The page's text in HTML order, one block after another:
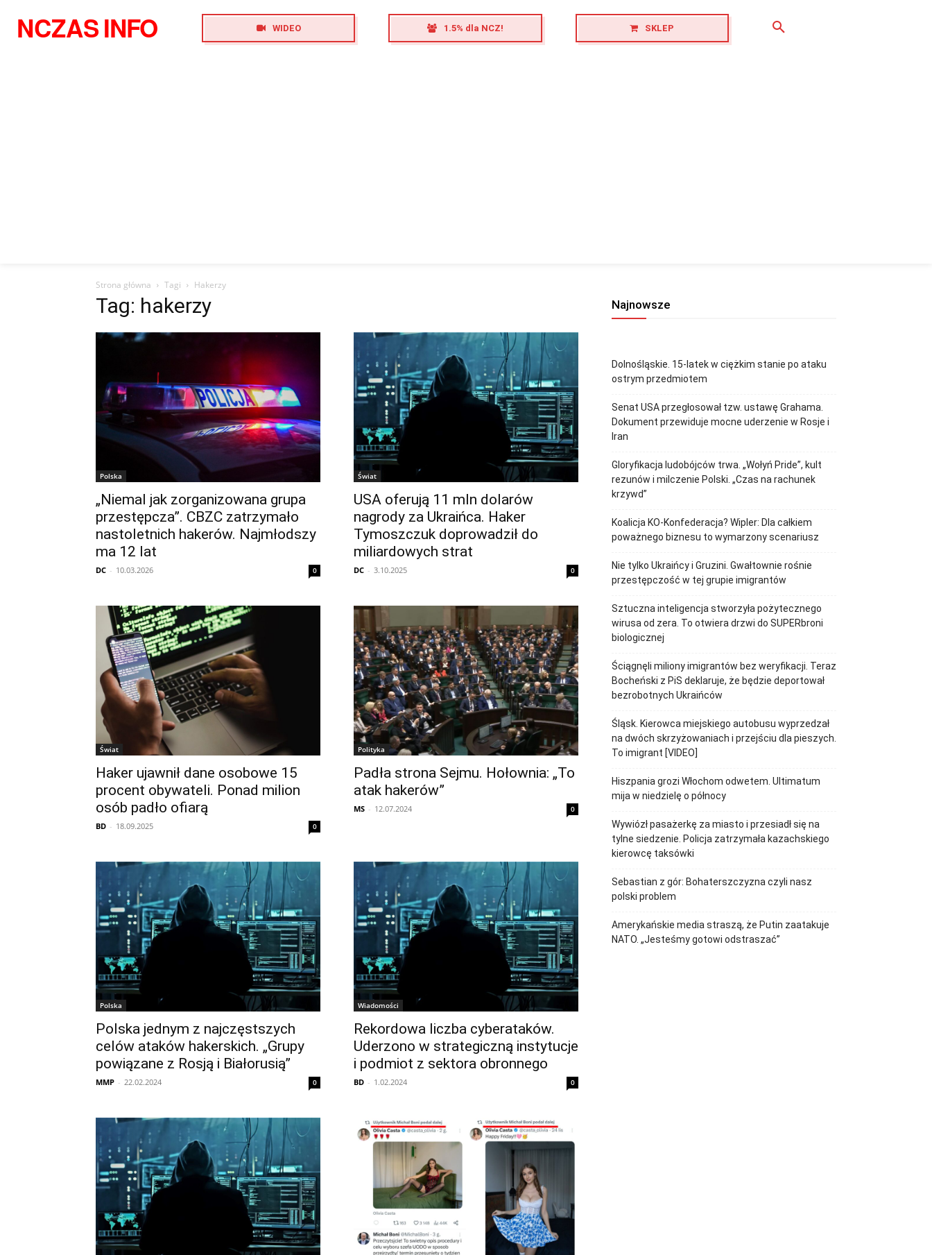
NCZASINFO WIDEO 1.5% dla NCZ! SKLEP
Strona główna Tagi Hakerzy
Tag: hakerzy
Polska
„Niemal jak zorganizowana grupa
przestępcza”. CBZC zatrzymało
nastoletnich hakerów. Najmłodszy
ma 12 lat
DC - 10.03.2026 0
Świat
USA oferują 11 mln dolarów
nagrody za Ukraińca. Haker
Tymoszczuk doprowadził do
miliardowych strat
DC - 3.10.2025 0
Świat
Haker ujawnił dane osobowe 15
procent obywateli. Ponad milion
osób padło ofiarą
BD - 18.09.2025 0
Polityka
Padła strona Sejmu. Hołownia: „To
atak hakerów”
MS - 12.07.2024 0
Polska
Polska jednym z najczęstszych
celów ataków hakerskich. „Grupy
powiązane z Rosją i Białorusią”
MMP - 22.02.2024 0
Wiadomości
Rekordowa liczba cyberataków.
Uderzono w strategiczną instytucje
i podmiot z sektora obronnego
BD - 1.02.2024 0
Najnowsze
Dolnośląskie. 15-latek w ciężkim stanie po ataku
ostrym przedmiotem
Senat USA przegłosował tzw. ustawę Grahama.
Dokument przewiduje mocne uderzenie w Rosje i
Iran
Gloryfikacja ludobójców trwa. „Wołyń Pride”, kult
rezunów i milczenie Polski. „Czas na rachunek
krzywd”
Koalicja KO-Konfederacja? Wipler: Dla całkiem
poważnego biznesu to wymarzony scenariusz
Nie tylko Ukraińcy i Gruzini. Gwałtownie rośnie
przestępczość w tej grupie imigrantów
Sztuczna inteligencja stworzyła pożytecznego
wirusa od zera. To otwiera drzwi do SUPERbroni
biologicznej
Ściągnęli miliony imigrantów bez weryfikacji. Teraz
Bocheński z PiS deklaruje, że będzie deportował
bezrobotnych Ukraińców
Śląsk. Kierowca miejskiego autobusu wyprzedzał
na dwóch skrzyżowaniach i przejściu dla pieszych.
To imigrant [VIDEO]
Hiszpania grozi Włochom odwetem. Ultimatum
mija w niedzielę o północy
Wywiózł pasażerkę za miasto i przesiadł się na
tylne siedzenie. Policja zatrzymała kazachskiego
kierowcę taksówki
Sebastian z gór: Bohaterszczyzna czyli nasz
polski problem
Amerykańskie media straszą, że Putin zaatakuje
NATO. „Jesteśmy gotowi odstraszać”